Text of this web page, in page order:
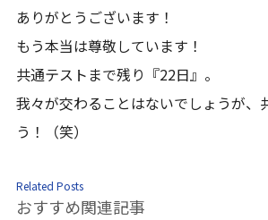
ありがとうございます！
もう本当は尊敬しています！
共通テストまで残り『22日』。
我々が交わることはないでしょうが、
う！（笑）
Related Posts
おすすめ関連記事